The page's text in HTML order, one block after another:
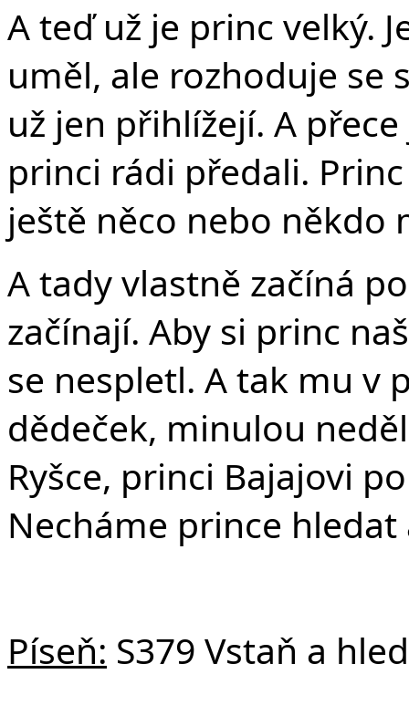
A teď už je princ velký.
uměl, ale rozhoduje se
už jen přihlížejí. A
princi rádi předali.
ještě něco nebo někdo
A tady vlastně začíná
začínají. Aby si princ
se nespletl. A tak mu v
dědeček, minulou
Ryšce, princi Bajajovi
Necháme prince
Píseň: S379 Vstaň a